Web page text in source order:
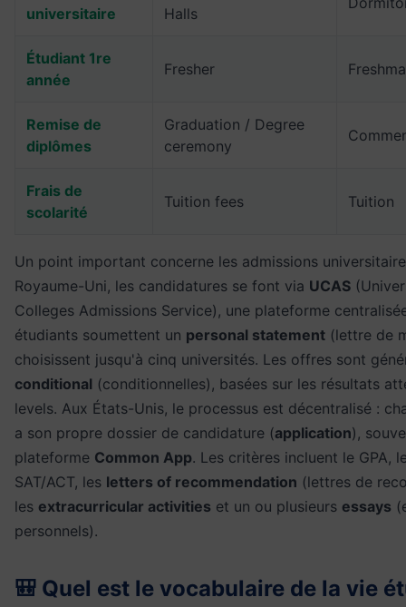
universitaire
Halls
Étudiant 1re
année
Fresher
Remise de
diplômes
Graduation / Degree
ceremony
Frais de
scolarité
Tuition fees Tuition
Un point important concerne les admissions
Royaume-Uni, les candidatures se font via UCAS
Colleges Admissions Service), une plateforme
étudiants soumettent un personal statement (lettre de
choisissent jusqu'à cinq universités. Les offres sont
conditional (conditionnelles), basées sur les résultats
levels. Aux États-Unis, le processus est décentralisé :
a son propre dossier de candidature (application),
plateforme Common App. Les critères incluent le GPA,
SAT/ACT, les letters of recommendation (lettres de
les extracurricular activities et un ou plusieurs essays
personnels).
🎒 Quel est le vocabulaire de la vie